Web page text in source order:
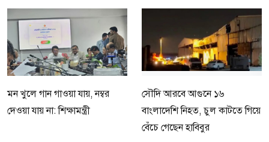
মন খুলে গান গাওয়া যায়, নম্বর
দেওয়া যায় না: শিক্ষামন্ত্রী
সৌদি আরবে আগুনে ১৬
বাংলাদেশি নিহত, চুল কাটতে গিয়ে
বেঁচে গেছেন হাবিবুর